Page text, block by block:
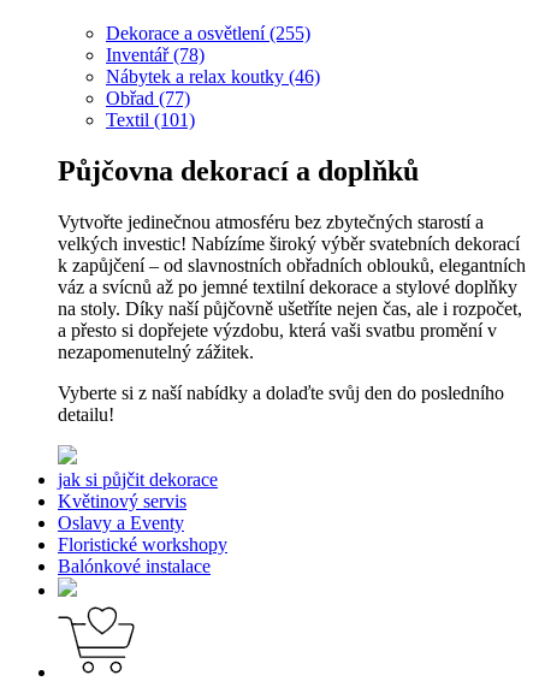
Dekorace a osvětlení (255)
Inventář (78)
Nábytek a relax koutky (46)
Obřad (77)
Textil (101)
Půjčovna dekorací a doplňků
Vytvořte jedinečnou atmosféru bez zbytečných starostí a
velkých investic! Nabízíme široký výběr svatebních dekorací
k zapůjčení – od slavnostních obřadních oblouků, elegantních
váz a svícnů až po jemné textilní dekorace a stylové doplňky
na stoly. Díky naší půjčovně ušetříte nejen čas, ale i rozpočet,
a přesto si dopřejete výzdobu, která vaši svatbu promění v
nezapomenutelný zážitek.
Vyberte si z naší nabídky a dolaďte svůj den do posledního
detailu!
jak si půjčit dekorace
Květinový servis
Oslavy a Eventy
Floristické workshopy
Balónkové instalace